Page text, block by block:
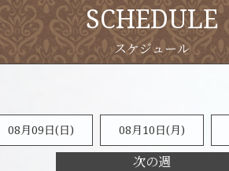
SCHEDULE
08月09日(日) 08月10日(月)
次の週